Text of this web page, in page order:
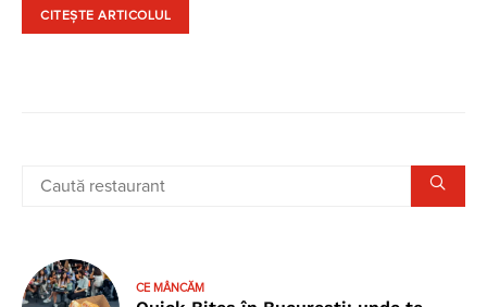
CITEȘTE ARTICOLUL
CE MÂNCĂM